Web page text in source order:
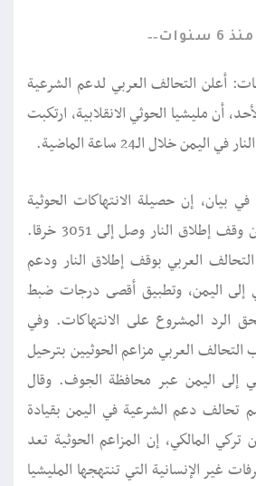
منذ 6 سنوات
أعلن التحالف العربي لدعم الشرعية
أن مليشيا الحوثي الانقلابية، ارتكبت
بيان، إن حصيلة الانتهاكات الحوثية
لهدنة اليمن منذ إعلان وقف إطلاق النار وصل إلى 3051 خرقا.
التحالف العربي بوقف إطلاق النار ودعم
إلى اليمن، وتطبيق أقصى درجات ضبط
الرد المشروع على الانتهاكات. وفي
العربي مزاعم الحوثيين بترحيل
800 صومالي إلى اليمن عبر محافظة الجوف. وقال
تحالف دعم الشرعية في اليمن بقيادة
تركي المالكي، إن المزاعم الحوثية تعد
غير الإنسانية التي تنتهجها المليشيا